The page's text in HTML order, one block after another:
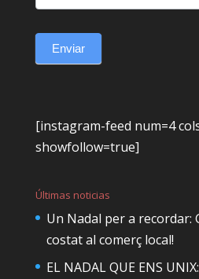
Enviar
[instagram-feed num=4
showfollow=true]
Últimas noticias
Un Nadal per a recordar:
costat al comerç local!
EL NADAL QUE ENS